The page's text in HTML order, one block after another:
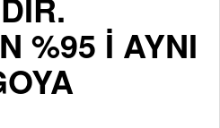
%95 İ AYNI